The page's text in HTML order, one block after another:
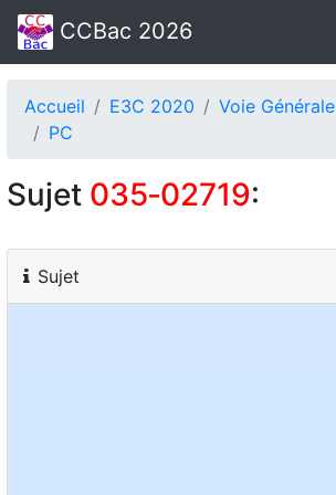
CCBac 2026
Accueil E3C 2020 Voie Générale
PC
Sujet 035‑02719:
Sujet